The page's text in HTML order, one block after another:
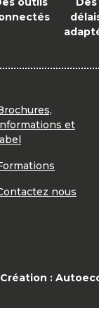
et
nous
: